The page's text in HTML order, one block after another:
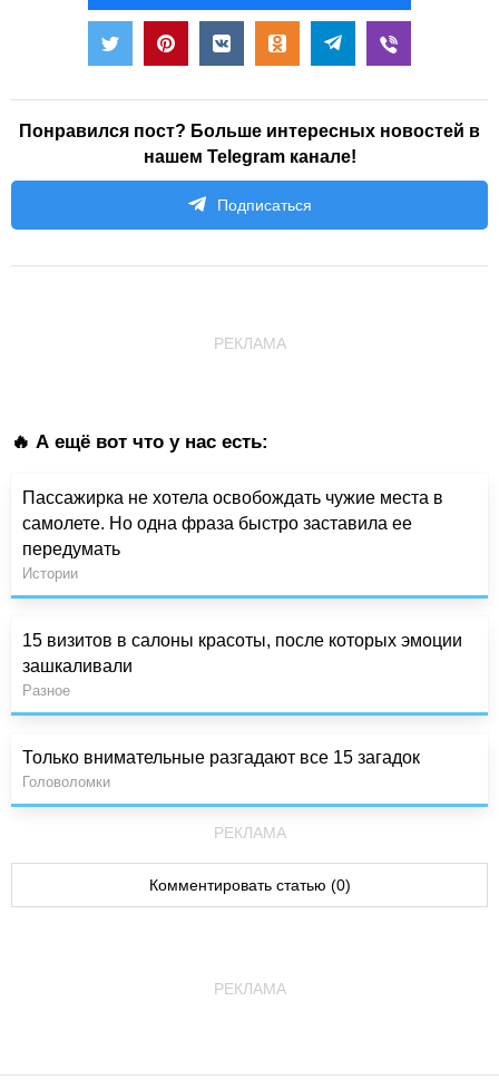
Понравился пост? Больше интересных новостей в
нашем Telegram канале!
Подписаться
РЕКЛАМА
🔥 А ещё вот что у нас есть:
Пассажирка не хотела освобождать чужие места в
самолете. Но одна фраза быстро заставила ее
передумать
Истории
15 визитов в салоны красоты, после которых эмоции
зашкаливали
Разное
Только внимательные разгадают все 15 загадок
Головоломки
РЕКЛАМА
Комментировать статью (0)
РЕКЛАМА